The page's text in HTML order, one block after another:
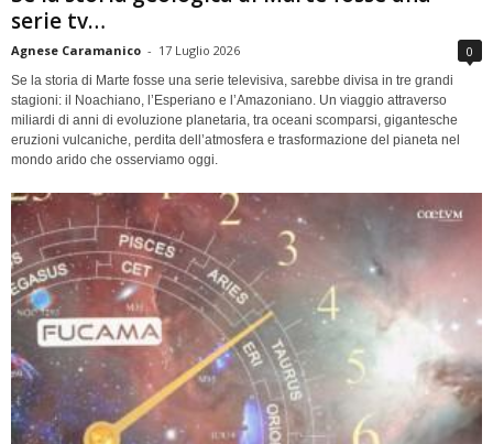
serie tv…
Agnese Caramanico - 17 Luglio 2026 0
Se la storia di Marte fosse una serie televisiva, sarebbe divisa in tre grandi
stagioni: il Noachiano, l’Esperiano e l’Amazoniano. Un viaggio attraverso
miliardi di anni di evoluzione planetaria, tra oceani scomparsi, gigantesche
eruzioni vulcaniche, perdita dell’atmosfera e trasformazione del pianeta nel
mondo arido che osserviamo oggi.